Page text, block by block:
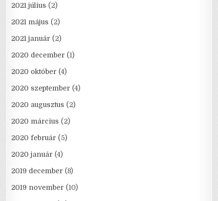
2021 július (2)
2021 május (2)
2021 január (2)
2020 december (1)
2020 október (4)
2020 szeptember (4)
2020 augusztus (2)
2020 március (2)
2020 február (5)
2020 január (4)
2019 december (8)
2019 november (10)